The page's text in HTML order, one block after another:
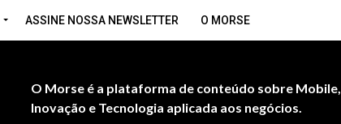
ASSINE NOSSA NEWSLETTER O MORSE
O Morse é a plataforma de conteúdo sobre Mobile,
Inovação e Tecnologia aplicada aos negócios.